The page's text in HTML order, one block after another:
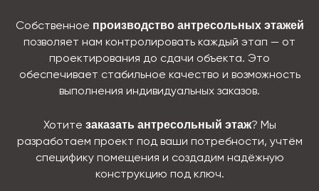
Собственное производство антресольных этажей
позволяет нам контролировать каждый этап — от
проектирования до сдачи объекта. Это
обеспечивает стабильное качество и возможность
выполнения индивидуальных заказов.
Хотите заказать антресольный этаж? Мы
разработаем проект под ваши потребности, учтём
специфику помещения и создадим надёжную
конструкцию под ключ.